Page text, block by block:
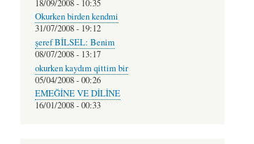
18/09/2008 - 10:35
Okurken birden kendmi
31/07/2008 - 19:12
şeref BİLSEL: Benim
08/07/2008 - 13:17
okurken kaydım qittim bir
05/04/2008 - 00:26
EMEĞİNE VE DİLİNE
16/01/2008 - 00:33